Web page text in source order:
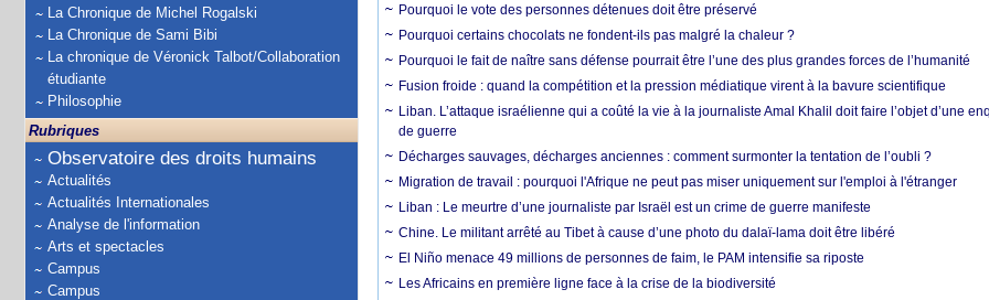
La Chronique de Michel Rogalski
La Chronique de Sami Bibi
La chronique de Véronick Talbot/Collaboration
étudiante
Philosophie
Rubriques
Observatoire des droits humains
Actualités
Actualités Internationales
Analyse de l'information
Arts et spectacles
Campus
Campus
Pourquoi le vote des personnes détenues doit être préservé
Pourquoi certains chocolats ne fondent-ils pas malgré la chaleur ?
Pourquoi le fait de naître sans défense pourrait être l’une des plus grandes forces de l’humanité
Fusion froide : quand la compétition et la pression médiatique virent à la bavure scientifique
Liban. L’attaque israélienne qui a coûté la vie à la journaliste Amal Khalil doit faire l’objet d’une
de guerre
Décharges sauvages, décharges anciennes : comment surmonter la tentation de l’oubli ?
Migration de travail : pourquoi l'Afrique ne peut pas miser uniquement sur l'emploi à l'étranger
Liban : Le meurtre d’une journaliste par Israël est un crime de guerre manifeste
Chine. Le militant arrêté au Tibet à cause d’une photo du dalaï-lama doit être libéré
El Niño menace 49 millions de personnes de faim, le PAM intensifie sa riposte
Les Africains en première ligne face à la crise de la biodiversité